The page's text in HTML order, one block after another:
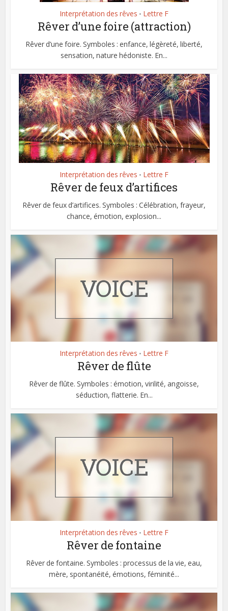
Interprétation des rêves • Lettre F
Rêver d’une foire (attraction)
Rêver d’une foire. Symboles : enfance, légèreté, liberté,
sensation, nature hédoniste. En...
Interprétation des rêves • Lettre F
Rêver de feux d’artifices
Rêver de feux d’artifices. Symboles : Célébration, frayeur,
chance, émotion, explosion...
Interprétation des rêves • Lettre F
Rêver de flûte
Rêver de flûte. Symboles : émotion, virilité, angoisse,
séduction, flatterie. En...
Interprétation des rêves • Lettre F
Rêver de fontaine
Rêver de fontaine. Symboles : processus de la vie, eau,
mère, spontanéité, émotions, féminité...